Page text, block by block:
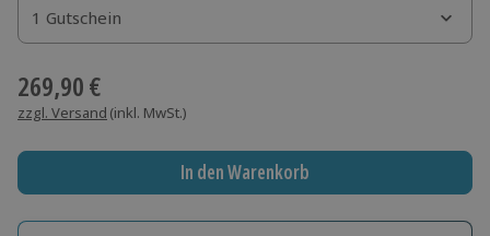
1 Gutschein
1 Gutschein
269,90 €
zzgl. Versand (inkl. MwSt.)
In den Warenkorb